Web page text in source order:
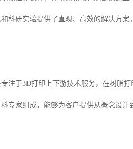
科研实验提供了直观、高效的解决方案
注于3D打印上下游技术服务，在树脂
专家组成，能够为客户提供从概念设